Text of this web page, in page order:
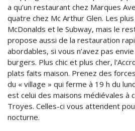
a qu’un restaurant chez Marques
quatre chez Mc Arthur Glen. Les
McDonalds et le Subway, mais le
propose aussi de la restauration
abordables, si vous n’avez pas
burgers. Plus chic et plus cher,
plats faits maison. Prenez des
du « village » qui ferme à 19 h du
est celui des maisons médiévales à
Troyes. Celles-ci vous attendent
nocturne.